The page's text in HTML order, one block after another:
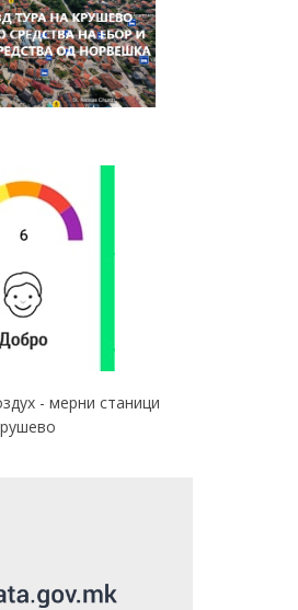
- мерни станици